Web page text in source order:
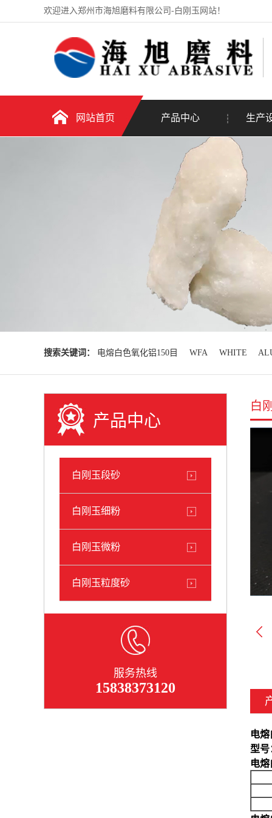
欢迎进入郑州市海旭磨料有限公司-白刚玉网站！
网站首页 产品中心 生产
搜索关键词： 电熔白色氧化铝150目 WFA WHITE
产品中心
白刚玉段砂
白刚玉细粉
白刚玉微粉
白刚玉粒度砂
服务热线
15838373120
白
电
型号
电